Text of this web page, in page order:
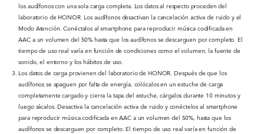
los audífonos con una sola carga completa. Los datos al respecto proceden del
laboratorio de HONOR. Los audífonos desactivan la cancelación activa de ruido y el
Modo Atención. Conéctalos al smartphone para reproducir música codificada en
AAC a un volumen del 50% hasta que los audífonos se descarguen por completo. El
tiempo de uso real varía en función de condiciones como el volumen, la fuente de
sonido, el entorno y los hábitos de uso.
Los datos de carga provienen del laboratorio de HONOR. Después de que los
audífonos se apaguen por falta de energía, colócalos en un estuche de carga
completamente cargado y cierra la tapa del estuche, cárgalos durante 10 minutos y
luego sácalos. Desactiva la cancelación activa de ruido y conéctelos al smartphone
para reproducir música codificada en AAC a un volumen del 50%, hasta que los
audífonos se descarguen por completo. El tiempo de uso real varía en función de